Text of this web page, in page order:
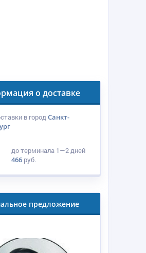
о доставке
в городСанкт-
до терминала 1—2 дней
466 руб.
предложение